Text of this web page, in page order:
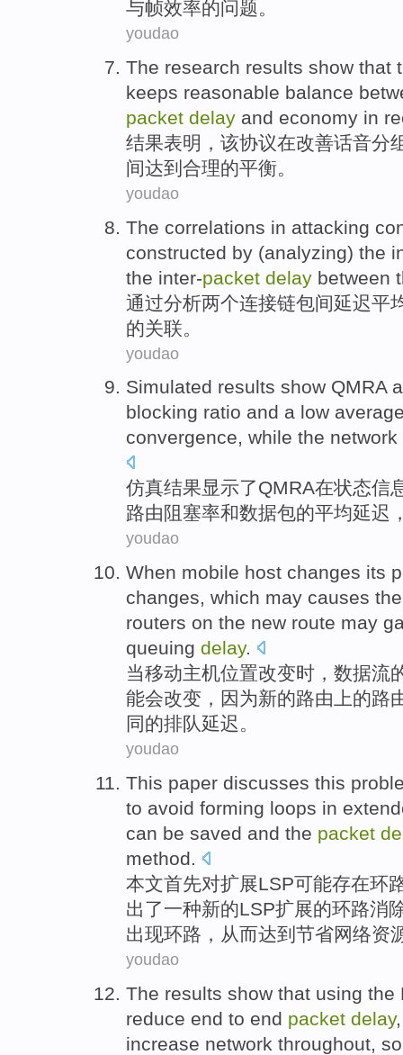
与帧效率的问题。
youdao
The research results show that
keeps reasonable balance
packet delay and economy in
结果表明 ， 该协议在改善话音分
间达到 合理的平衡。
youdao
The correlations in attacking
constructed by (analyzing) the
the inter-packet delay between
通过分析两个连接链包间延迟平
的关联 。
youdao
Simulated results show QMRA
blocking ratio and a low
convergence, while the network
仿真结果显示了QMRA在状态信
路由阻塞率和数据包的平均延迟
youdao
When mobile host changes its
changes, which may causes
routers on the new route may
queuing delay.
当移动主机位置改变时， 数据流
能会改变 ， 因为新的路由 上的路
同的排队延迟。
youdao
This paper discusses this
to avoid forming loops in
can be saved and the packet
method.
本文首先对扩展LSP可能存在环
出了一种新的LSP扩展的环路消
出现环路，从而达到 节省网络资
youdao
The results show that using the
reduce end to end packet delay
increase network throughout,